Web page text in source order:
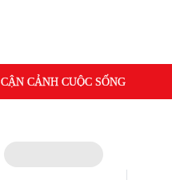
CẬN CẢNH CUỘC SỐNG